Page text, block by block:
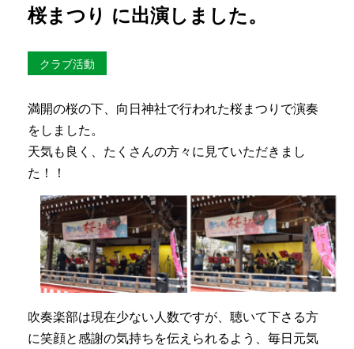
桜まつり に出演しました。
クラブ活動
満開の桜の下、向日神社で行われた桜まつりで演奏
をしました。
天気も良く、たくさんの方々に見ていただきまし
た！！
吹奏楽部は現在少ない人数ですが、聴いて下さる方
に笑顔と感謝の気持ちを伝えられるよう、毎日元気